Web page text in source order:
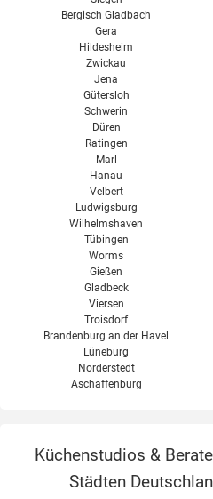
Bergisch Gladbach
Gera
Hildesheim
Zwickau
Jena
Gütersloh
Schwerin
Düren
Ratingen
Marl
Hanau
Velbert
Ludwigsburg
Wilhelmshaven
Tübingen
Worms
Gießen
Gladbeck
Viersen
Troisdorf
Brandenburg an der Havel
Lüneburg
Norderstedt
Aschaffenburg
Küchenstudios &
Städten